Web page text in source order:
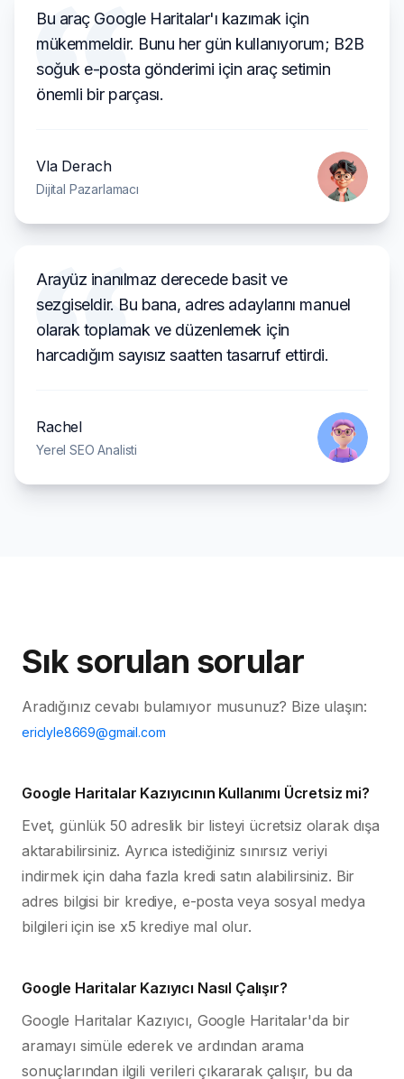
Bu araç Google Haritalar'ı kazımak için
mükemmeldir. Bunu her gün kullanıyorum; B2B
soğuk e-posta gönderimi için araç setimin
önemli bir parçası.
Vla Derach
Dijital Pazarlamacı
Arayüz inanılmaz derecede basit ve
sezgiseldir. Bu bana, adres adaylarını manuel
olarak toplamak ve düzenlemek için
harcadığım sayısız saatten tasarruf ettirdi.
Rachel
Yerel SEO Analisti
Sık sorulan sorular
Aradığınız cevabı bulamıyor musunuz? Bize ulaşın:
ericlyle8669@gmail.com
Google Haritalar Kazıyıcının Kullanımı Ücretsiz mi?
Evet, günlük 50 adreslik bir listeyi ücretsiz olarak dışa
aktarabilirsiniz. Ayrıca istediğiniz sınırsız veriyi
indirmek için daha fazla kredi satın alabilirsiniz. Bir
adres bilgisi bir krediye, e-posta veya sosyal medya
bilgileri için ise x5 krediye mal olur.
Google Haritalar Kazıyıcı Nasıl Çalışır?
Google Haritalar Kazıyıcı, Google Haritalar'da bir
aramayı simüle ederek ve ardından arama
sonuçlarından ilgili verileri çıkararak çalışır, bu da